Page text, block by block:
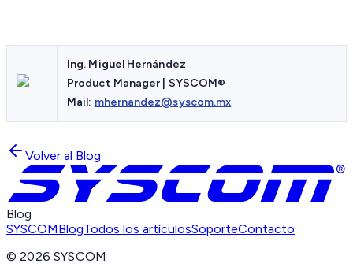
Ing. Miguel Hernández
Product Manager | SYSCOM®
Mail: mhernandez@syscom.mx
Volver al Blog
Blog
SYSCOMBlogTodos los artículosSoporteContacto
©2026 SYSCOM